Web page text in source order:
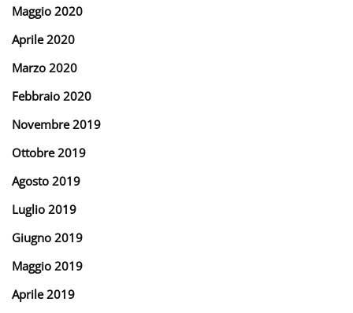
Maggio 2020
Aprile 2020
Marzo 2020
Febbraio 2020
Novembre 2019
Ottobre 2019
Agosto 2019
Luglio 2019
Giugno 2019
Maggio 2019
Aprile 2019